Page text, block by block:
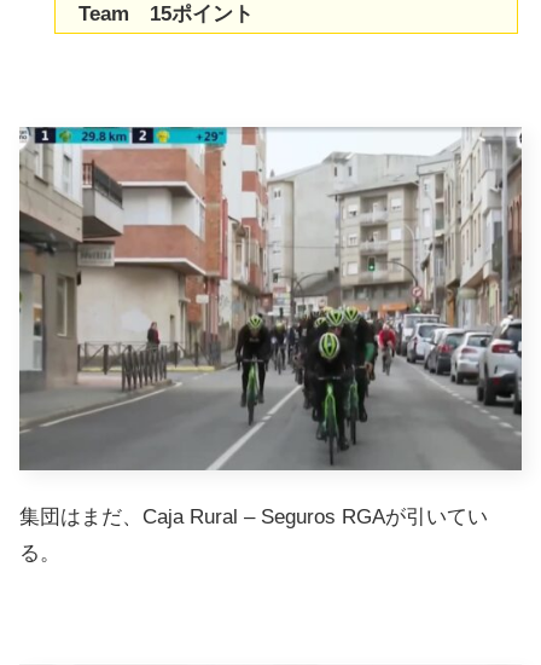
Team 15ポイント
集団はまだ、Caja Rural – Seguros RGAが引いてい
る。